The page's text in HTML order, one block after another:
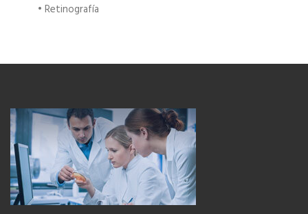
• Retinografía
POLO ANTERIOR /CIRUGÍA INFANTIL
Al inaugurarse el Hospital Madrid Montepríncipe, me
ofrecieron la posibilidad de crear el Servicio de
Oftalmología y dirigirlo bajo mis…